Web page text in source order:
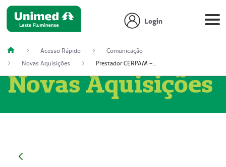
Login
Acesso Rápido
Comunicação
Novas Aquisições
Prestador CERPAM – Centro de Reabilitação S/S Ltda-ME (52004274-8)
Novas Aquisições